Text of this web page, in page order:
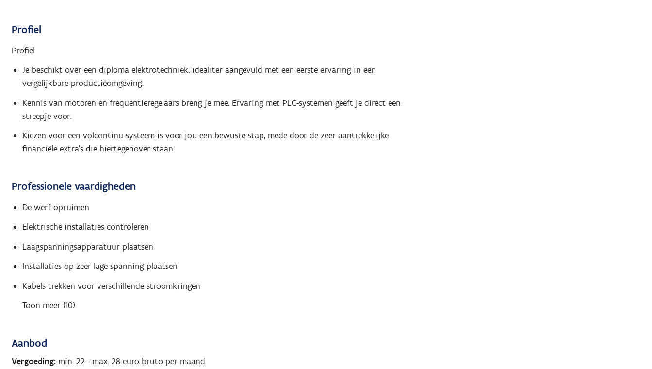
Profiel
Profiel
Je beschikt over een diploma elektrotechniek, idealiter aangevuld met een eerste ervaring in een
vergelijkbare productieomgeving.
Kennis van motoren en frequentieregelaars breng je mee. Ervaring met PLC-systemen geeft je direct een
streepje voor.
Kiezen voor een volcontinu systeem is voor jou een bewuste stap, mede door de zeer aantrekkelijke
financiële extra's die hiertegenover staan.
Professionele vaardigheden
De werf opruimen
Elektrische installaties controleren
Laagspanningsapparatuur plaatsen
Installaties op zeer lage spanning plaatsen
Kabels trekken voor verschillende stroomkringen
Toon meer (10)
Aanbod
Vergoeding: min. 22 - max. 28 euro bruto per maand